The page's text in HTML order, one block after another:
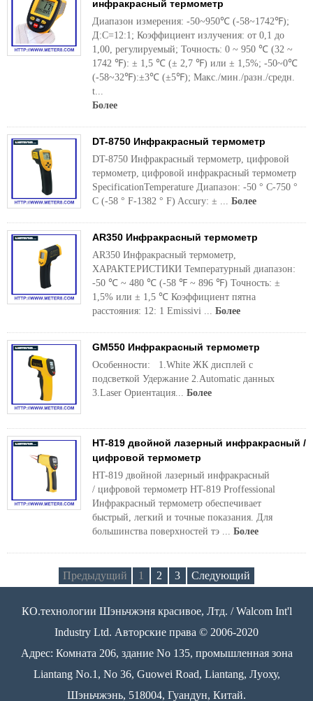
инфракрасный термометр
Диапазон измерения: -50~950℃ (-58~1742℉);
Д:С=12:1; Коэффициент излучения: от 0,1 до
1,00, регулируемый; Точность: 0 ~ 950 ℃ (32 ~
1742 ℉): ± 1,5 ℃ (± 2,7 ℉) или ± 1,5%; -50~0℃
(-58~32℉):±3℃ (±5℉); Макс./мин./разн./средн.
t...
Более
DT-8750 Инфракрасный термометр
DT-8750 Инфракрасный термометр, цифровой
термометр, цифровой инфракрасный термометр
SpecificationTemperature Диапазон: -50 ° C-750 °
C (-58 ° F-1382 ° F) Accury: ± ... Более
AR350 Инфракрасный термометр
AR350 Инфракрасный термометр,
ХАРАКТЕРИСТИКИ Температурный диапазон:
-50 ℃ ~ 480 ℃ (-58 ℉ ~ 896 ℉) Точность: ±
1,5% или ± 1,5 ℃ Коэффициент пятна
расстояния: 12: 1 Emissivi ... Более
GM550 Инфракрасный термометр
Особенности: 1.White ЖК дисплей с
подсветкой Удержание 2.Automatic данных
3.Laser Ориентация... Более
HT-819 двойной лазерный инфракрасный /
цифровой термометр
HT-819 двойной лазерный инфракрасный
/ цифровой термометр HT-819 Proffessional
Инфракрасный термометр обеспечивает
быстрый, легкий и точные показания. Для
большинства поверхностей тэ ... Более
Предыдущий 1 2 3 Следующий
КО.технологии Шэньчжэня красивое, Лтд. / Walcom Int'l
Industry Ltd. Авторские права © 2006-2020
Адрес: Комната 206, здание No 135, промышленная зона
Liantang No.1, No 36, Guowei Road, Liantang, Луоху,
Шэньчжэнь, 518004, Гуандун, Китай.